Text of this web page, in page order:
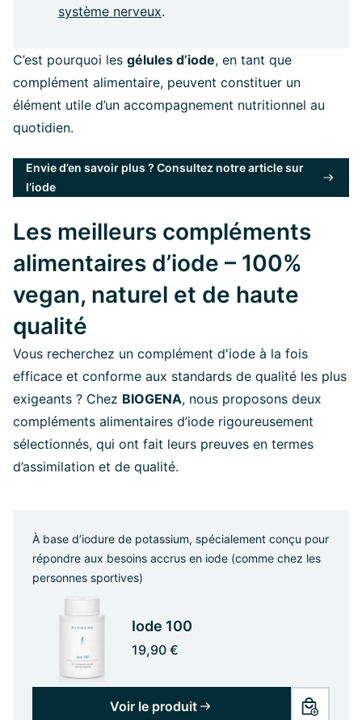
système nerveux.
C’est pourquoi les gélules d’iode, en tant que
complément alimentaire, peuvent constituer un
élément utile d’un accompagnement nutritionnel au
quotidien.
Envie d’en savoir plus ? Consultez notre article sur
l’iode
Les meilleurs compléments
alimentaires d’iode – 100%
vegan, naturel et de haute
qualité
Vous recherchez un complément d'iode à la fois
efficace et conforme aux standards de qualité les plus
exigeants ? Chez BIOGENA, nous proposons deux
compléments alimentaires d’iode rigoureusement
sélectionnés, qui ont fait leurs preuves en termes
d’assimilation et de qualité.
À base d’iodure de potassium, spécialement conçu pour
répondre aux besoins accrus en iode (comme chez les
personnes sportives)
Iode 100
19,90 €
Voir le produit